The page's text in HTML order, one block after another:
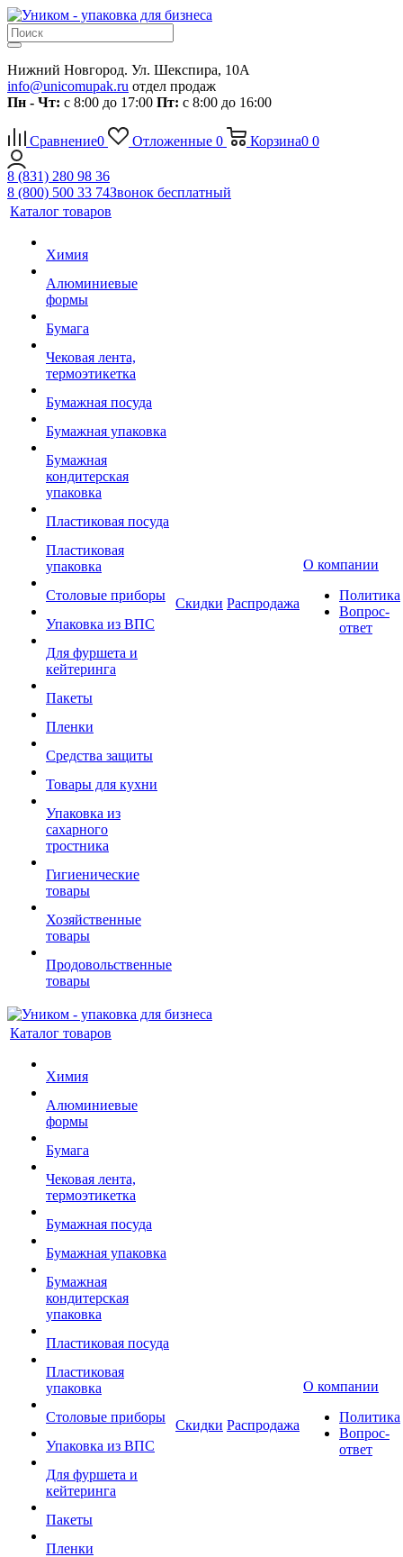
Нижний Новгород. Ул. Шекспира, 10А
info@unicomupak.ru отдел продаж
Пн - Чт: с 8:00 до 17:00 Пт: с 8:00 до 16:00
Сравнение0 Отложенные 0 Корзина0 0
8 (831) 280 98 36
8 (800) 500 33 74Звонок бесплатный
Каталог товаров
Химия
Алюминиевые
формы
Бумага
Чековая лента,
термоэтикетка
Бумажная посуда
Бумажная упаковка
Бумажная
кондитерская
упаковка
Пластиковая посуда
Пластиковая
упаковка
Столовые приборы
Упаковка из ВПС
Для фуршета и
кейтеринга
Пакеты
Пленки
Средства защиты
Товары для кухни
Упаковка из
сахарного
тростника
Гигиенические
товары
Хозяйственные
товары
Продовольственные
товары
Скидки Распродажа
О компании
Политика
Вопрос-
ответ
Каталог товаров
Химия
Алюминиевые
формы
Бумага
Чековая лента,
термоэтикетка
Бумажная посуда
Бумажная упаковка
Бумажная
кондитерская
упаковка
Пластиковая посуда
Пластиковая
упаковка
Столовые приборы
Упаковка из ВПС
Для фуршета и
кейтеринга
Пакеты
Пленки
Скидки Распродажа
О компании
Политика
Вопрос-
ответ